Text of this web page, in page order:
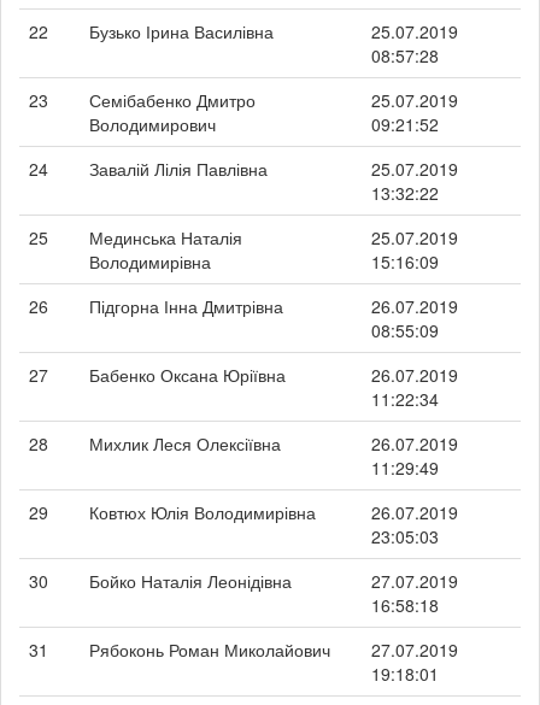
22
Бузько Ірина Василівна
25.07.2019
08:57:28
23
Семібабенко Дмитро
Володимирович
25.07.2019
09:21:52
24
Завалій Лілія Павлівна
25.07.2019
13:32:22
25
Мединська Наталія
Володимирівна
25.07.2019
15:16:09
26
Підгорна Інна Дмитрівна
26.07.2019
08:55:09
27
Бабенко Оксана Юріївна
26.07.2019
11:22:34
28
Михлик Леся Олексіївна
26.07.2019
11:29:49
29
Ковтюх Юлія Володимирівна
26.07.2019
23:05:03
30
Бойко Наталія Леонідівна
27.07.2019
16:58:18
31
Рябоконь Роман Миколайович
27.07.2019
19:18:01